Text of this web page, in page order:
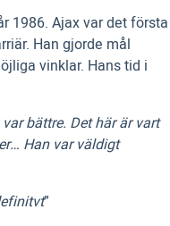
1986. Ajax var det första
Han gjorde mål
vinklar. Hans tid i
bättre. Det här är vart
Han var väldigt
”